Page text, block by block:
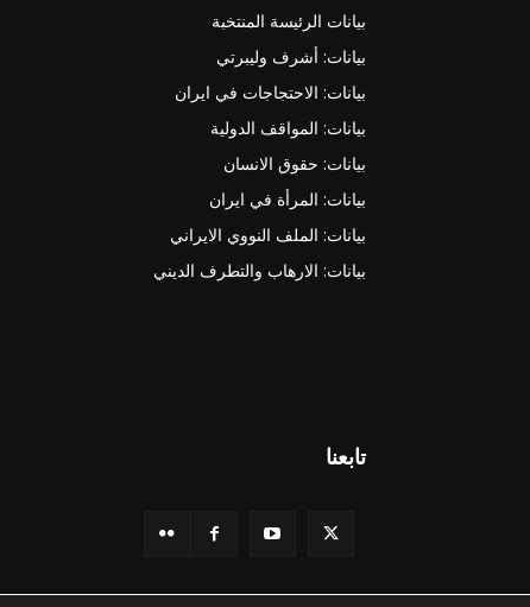
بيانات الرئيسة المنتخبة
بيانات: أشرف وليبرتي
بيانات: الاحتجاجات في ايران
بيانات: المواقف الدولية
بيانات: حقوق الانسان
بيانات: المرأة في ايران
بيانات: الملف النووي الايراني
بيانات: الارهاب والتطرف الديني
تابعنا